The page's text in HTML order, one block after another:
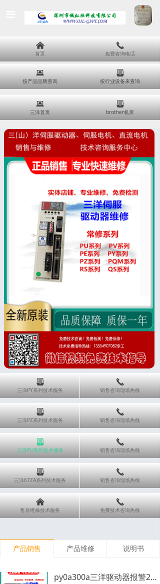
뀵
按产品品牌查询
뀣
按行业设备来查询
낀
首页
끅
免费咨询电话
뀵
三洋首页
뀣
brother机床
产品销售 产品维修 说明书
py0a300a三洋驱动器报警2故障8代码1维修 py0a300aopx2s01 PY9A300U0XXXC04 PY9A300U0XXXC05 PY9A050U0XXXC04 PE9A300UXXXC02G PZ9A300UXXXC00 PZ9A300UXXXC03 67ZA300APZ0A030A 67ZA300LXX6C01
뀣
三洋PY系列技术服务
끅
销售咨询现场热线
낀
售后维修技术服务
끅
免费技术咨询热线
뀣
三洋PZ系列技术服务
끅
销售咨询现场热线
뀣
三洋PU系列技术服务
끅
销售咨询现场热线
뀣
三洋67ZA系列技术服务
끅
销售咨询现场热线